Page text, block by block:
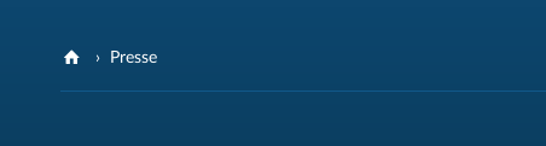
Presse